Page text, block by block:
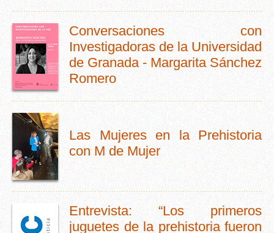
Conversaciones con
Investigadoras de la Universidad
de Granada - Margarita Sánchez
Romero
Las Mujeres en la Prehistoria
con M de Mujer
Entrevista: “Los primeros
juguetes de la prehistoria fueron